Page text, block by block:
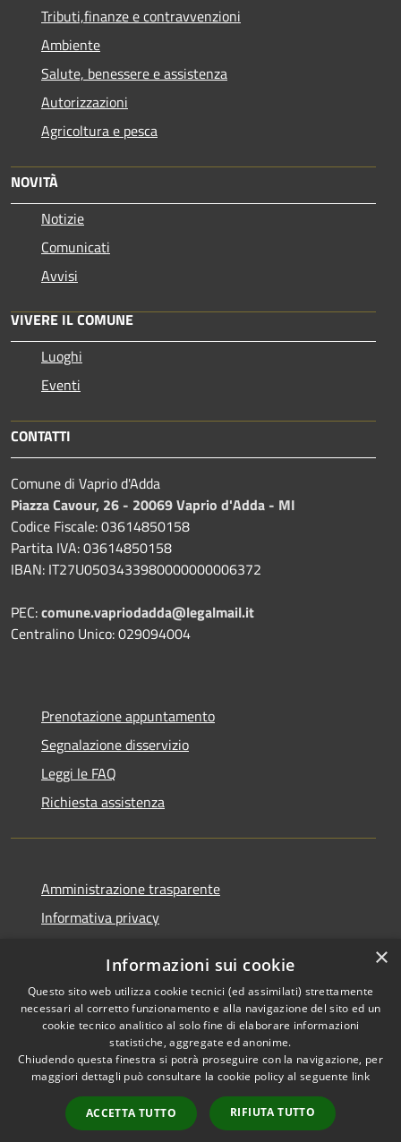
Tributi,finanze e contravvenzioni
Ambiente
Salute, benessere e assistenza
Autorizzazioni
Agricoltura e pesca
NOVITÀ
Notizie
Comunicati
Avvisi
VIVERE IL COMUNE
Luoghi
Eventi
CONTATTI
Comune di Vaprio d'Adda
Piazza Cavour, 26 - 20069 Vaprio d'Adda - MI
Codice Fiscale: 03614850158
Partita IVA: 03614850158
IBAN: IT27U0503433980000000006372
PEC:comune.vapriodadda@legalmail.it
Centralino Unico: 029094004
Prenotazione appuntamento
Segnalazione disservizio
Leggi le FAQ
Richiesta assistenza
Amministrazione trasparente
Informativa privacy
Dichiarazione di accessibilità
RSS
Accessibilità
Copyright © 2026 • Comune di
Vaprio d'Adda • Powered by
Municipium•
Accesso
redazione
×
Informazioni sui cookie
Questo sito web utilizza cookie tecnici (ed assimilati) strettamente
necessari al corretto funzionamento e alla navigazione del sito ed un
cookie tecnico analitico al solo fine di elaborare informazioni
statistiche, aggregate ed anonime.
Chiudendo questa finestra si potrà proseguire con la navigazione, per
maggiori dettagli può consultare la cookie policy al seguente link
ACCETTA TUTTO RIFIUTA TUTTO